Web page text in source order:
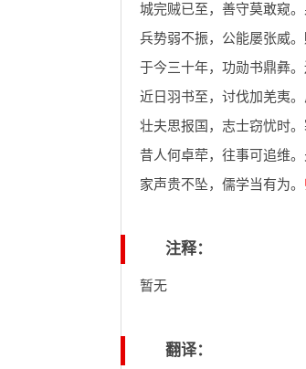
城完贼已至，善守莫敢窥
兵势弱不振，公能屡张威
于今三十年，功勋书鼎彝
近日羽书至，讨伐加羌夷
壮夫思报国，志士窃忧时
昔人何卓荦，往事可追维
家声贵不坠，儒学当有为。
注释：
暂无
翻译：